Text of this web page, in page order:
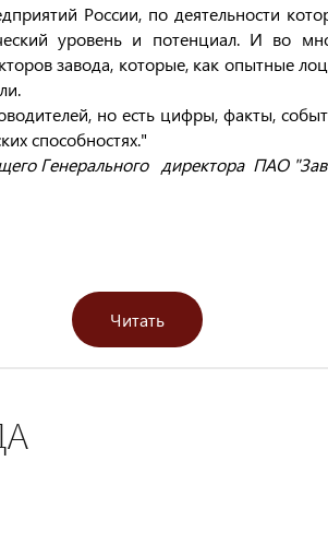
России, по деятельности
уровень и потенциал. И во
завода, которые, как опытные
но есть цифры, факты,
способностях."
Генерального директора ПАО
Читать